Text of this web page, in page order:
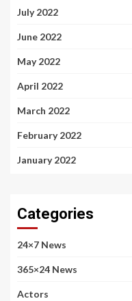
July 2022
June 2022
May 2022
April 2022
March 2022
February 2022
January 2022
Categories
24×7 News
365×24 News
Actors